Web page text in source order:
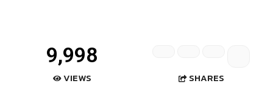
9,998
VIEWS SHARES